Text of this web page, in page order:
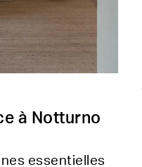
à Notturno
essentielles